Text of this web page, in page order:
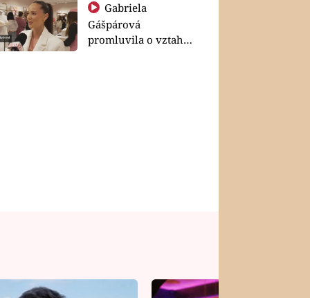
Gabriela
Gášpárová
promluvila o vztahu